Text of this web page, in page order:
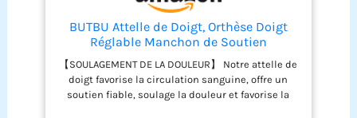
BUTBU Attelle de Doigt, Orthèse Doigt
Réglable Manchon de Soutien
Protecteur, pour les Blessures aux
Doigts, Les Douleurs Articulaires,
Récupération des Blessures Sportives
(4Pcs)
【SOULAGEMENT DE LA DOULEUR】 Notre attelle de
doigt favorise la circulation sanguine, offre un
soutien fiable, soulage la douleur et favorise la